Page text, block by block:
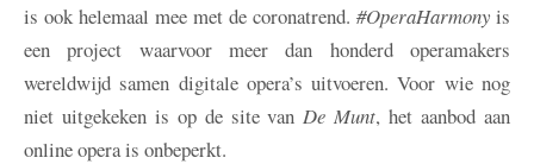
is ook helemaal mee met de coronatrend. #OperaHarmony is
een project waarvoor meer dan honderd operamakers
wereldwijd samen digitale opera’s uitvoeren. Voor wie nog
niet uitgekeken is op de site vanDe Munt, het aanbod aan
online opera is onbeperkt.